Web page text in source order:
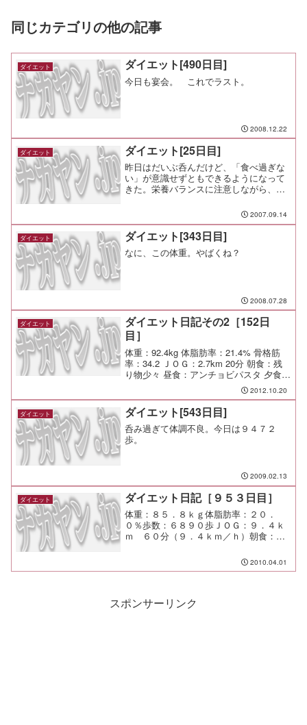
同じカテゴリの他の記事
ダイエット ダイエット[490日目]
今日も宴会。 これでラスト。
2008.12.22
ダイエット ダイエット[25日目]
昨日はだいぶ呑んだけど、「食べ過ぎな
い」が意識せずともできるようになって
きた。栄養バランスに注意しながら、正
2007.09.14
ダイエット ダイエット[343日目]
なに、この体重。やばくね？
2008.07.28
ダイエット
ダイエット日記その2［152日
目］
体重：92.4kg 体脂肪率：21.4% 骨格筋
率：34.2 ＪＯＧ：2.7km 20分 朝食：残
り物少々 昼食：アンチョビパスタ 夕食：
2012.10.20
ダイエット ダイエット[543日目]
呑み過ぎて体調不良。今日は９４７２
歩。
2009.02.13
ダイエット ダイエット日記［９５３日目］
体重：８５．８ｋｇ体脂肪率：２０．
０％歩数：６８９０歩ＪＯＧ：９．４ｋ
ｍ ６０分（９．４ｋｍ／ｈ）朝食：メ
￥２７０昼食：塩らーめん大盛（山頭火
＠渋谷）￥９５０夕食：水間食：メモ：
2010.04.01
スポンサーリンク